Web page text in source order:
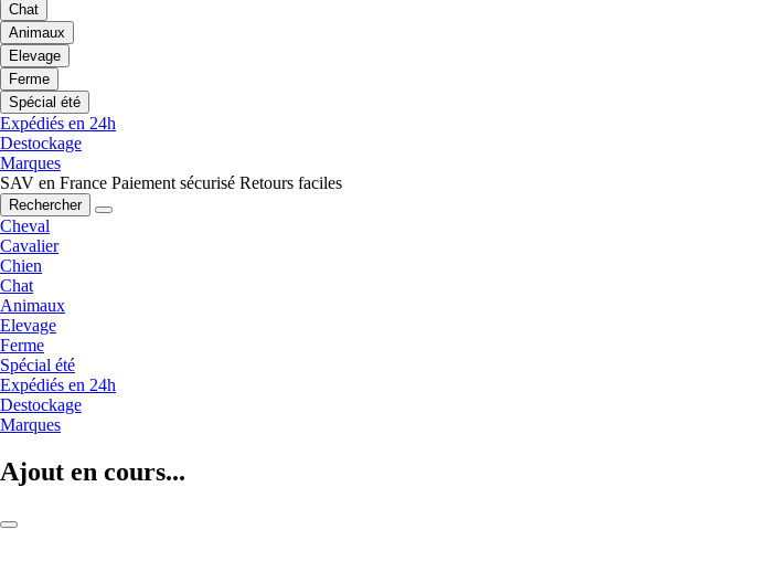
Chat
Animaux
Elevage
Ferme
Spécial été
Expédiés en 24h
Destockage
Marques
SAV en France Paiement sécurisé Retours faciles
Rechercher
Cheval
Cavalier
Chien
Chat
Animaux
Elevage
Ferme
Spécial été
Expédiés en 24h
Destockage
Marques
Ajout en cours...